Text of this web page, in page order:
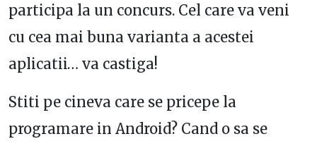
participa la un concurs. Cel care va veni
cu cea mai buna varianta a acestei
aplicatii… va castiga!
Stiti pe cineva care se pricepe la
programare in Android? Cand o sa se